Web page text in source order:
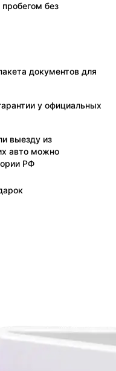
без
документов для
у официальных
выезду из
авто можно
РФ